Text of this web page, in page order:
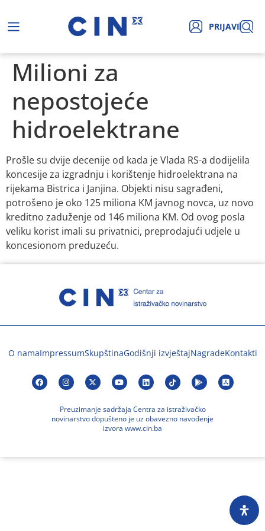
PRIJAVI
Milioni za
nepostojeće
hidroelektrane
Prošle su dvije decenije od kada je Vlada RS-a dodijelila
koncesije za izgradnju i korištenje hidroelektrana na
rijekama Bistrica i Janjina. Objekti nisu sagrađeni,
potrošeno je oko 125 miliona KM javnog novca, uz novo
kreditno zaduženje od 146 miliona KM. Od ovog posla
veliku korist imali su privatnici, preprodajući udjele u
koncesionom preduzeću.
O namaImpressumSkupštinaGodišnji izvještajNagradeKontakti
Preuzimanje sadržaja Centra za istraživačko
novinarstvo dopušteno je uz obavezno navođenje
izvora www.cin.ba